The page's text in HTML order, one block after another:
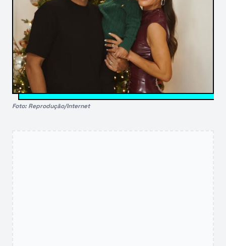
Foto: Reprodução/Internet